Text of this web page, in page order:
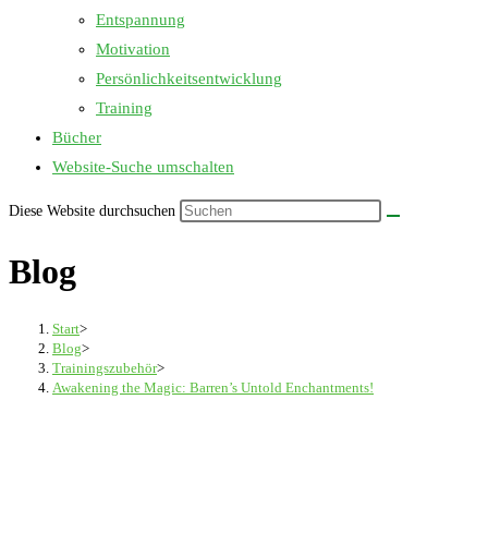
Entspannung
Motivation
Persönlichkeitsentwicklung
Training
Bücher
Website-Suche umschalten
Diese Website durchsuchen
Blog
Start>
Blog>
Trainingszubehör>
Awakening the Magic: Barren’s Untold Enchantments!